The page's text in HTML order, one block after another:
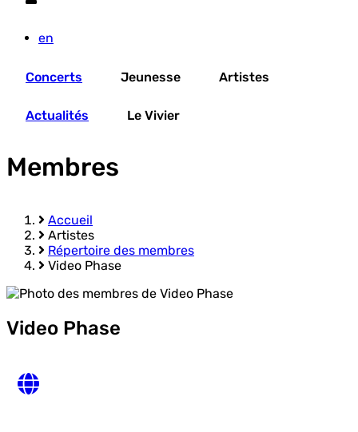
en
Concerts Jeunesse Artistes
Actualités Le Vivier
Membres
Fil
d'Ariane
Accueil
Artistes
Répertoire des membres
Video Phase
Video Phase